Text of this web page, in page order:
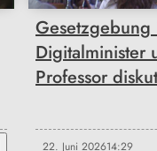
Digitalminister
Professor
22. Juni 202614:29